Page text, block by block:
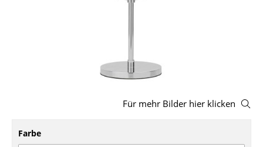
Schaukelstühle
Für mehr Bilder hier klicken
Farbe